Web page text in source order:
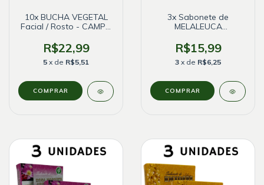
10x BUCHA VEGETAL
Facial / Rosto - CAMPO
R$22,99
5 x de R$5,51
3x Sabonete de
MELALEUCA
R$15,99
3 x de R$6,25